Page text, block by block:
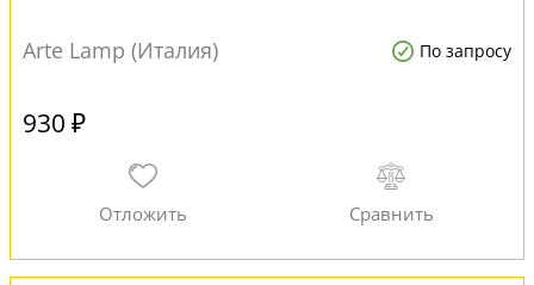
Arte Lamp (Италия) По запросу
930 ₽